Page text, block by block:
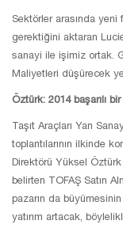
Sektörler arasında
gerektiğini aktaran
sanayi ile işimiz ortak.
Maliyetleri düşürecek
Öztürk: 2014 başarılı
Taşıt Araçları Yan
toplantılarının ilkinde
Direktörü Yüksel
belirten TOFAŞ Satın
pazarın da
yatırım artacak,